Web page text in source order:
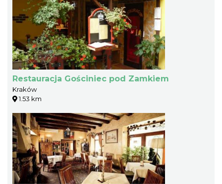
Restauracja Gościniec pod Zamkiem
Kraków
1.53 km